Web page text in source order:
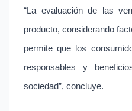
“La evaluación de las
producto, considerando
permite que los
responsables y
sociedad”, concluye.